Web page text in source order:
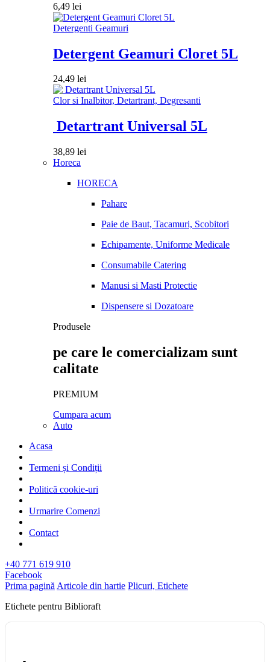
6,49 lei
Detergenti Geamuri
Detergent Geamuri Cloret 5L
24,49 lei
Clor si Inalbitor, Detartrant, Degresanti
Detartrant Universal 5L
38,89 lei
Horeca
HORECA
Pahare
Paie de Baut, Tacamuri, Scobitori
Echipamente, Uniforme Medicale
Consumabile Catering
Manusi si Masti Protectie
Dispensere si Dozatoare
Produsele
pe care le comercializam sunt
calitate
PREMIUM
Cumpara acum
Auto
Acasa
Termeni și Condiții
Politică cookie-uri
Urmarire Comenzi
Contact
+40 771 619 910
Facebook
Prima pagină Articole din hartie Plicuri, Etichete
Etichete pentru Biblioraft